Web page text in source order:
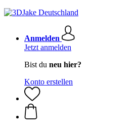
Anmelden
Jetzt anmelden
Bist du neu hier?
Konto erstellen